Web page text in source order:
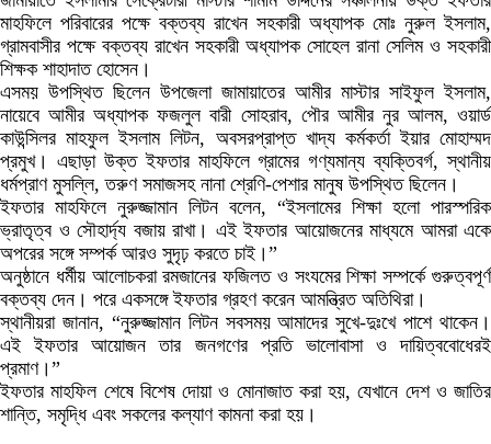
মাহফিলে পরিবারের পক্ষে বক্তব্য রাখেন সহকারী অধ্যাপক মোঃ নুরুল ইসলাম,
গ্রামবাসীর পক্ষে বক্তব্য রাখেন সহকারী অধ্যাপক সোহেল রানা সেলিম ও সহকারী
শিক্ষক শাহাদাত হোসেন।
এসময় উপস্থিত ছিলেন উপজেলা জামায়াতের আমীর মাস্টার সাইফুল ইসলাম,
নায়েবে আমীর অধ্যাপক ফজলুল বারী সোহরাব, পৌর আমীর নুর আলম, ওয়ার্ড
কাউন্সিলর মাহফুল ইসলাম লিটন, অবসরপ্রাপ্ত খাদ্য কর্মকর্তা ইয়ার মোহাম্মদ
প্রমুখ। এছাড়া উক্ত ইফতার মাহফিলে গ্রামের গণ্যমান্য ব্যক্তিবর্গ, স্থানীয়
ধর্মপ্রাণ মুসল্লি, তরুণ সমাজসহ নানা শ্রেণি-পেশার মানুষ উপস্থিত ছিলেন।
ইফতার মাহফিলে নুরুজ্জামান লিটন বলেন, “ইসলামের শিক্ষা হলো পারস্পরিক
ভ্রাতৃত্ব ও সৌহার্দ্য বজায় রাখা। এই ইফতার আয়োজনের মাধ্যমে আমরা একে
অপরের সঙ্গে সম্পর্ক আরও সুদৃঢ় করতে চাই।”
অনুষ্ঠানে ধর্মীয় আলোচকরা রমজানের ফজিলত ও সংযমের শিক্ষা সম্পর্কে গুরুত্বপূর্ণ
বক্তব্য দেন। পরে একসঙ্গে ইফতার গ্রহণ করেন আমন্ত্রিত অতিথিরা।
স্থানীয়রা জানান, “নুরুজ্জামান লিটন সবসময় আমাদের সুখে-দুঃখে পাশে থাকেন।
এই ইফতার আয়োজন তার জনগণের প্রতি ভালোবাসা ও দায়িত্ববোধেরই
প্রমাণ।”
ইফতার মাহফিল শেষে বিশেষ দোয়া ও মোনাজাত করা হয়, যেখানে দেশ ও জাতির
শান্তি, সমৃদ্ধি এবং সকলের কল্যাণ কামনা করা হয়।